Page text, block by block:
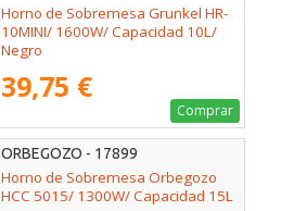
Horno de Sobremesa Grunkel HR-
10MINI/ 1600W/ Capacidad 10L/
Negro
39,75 €
Comprar
ORBEGOZO - 17899
Horno de Sobremesa Orbegozo
HCC 5015/ 1300W/ Capacidad 15L